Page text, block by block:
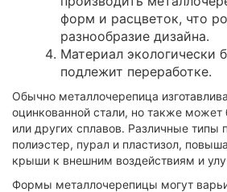
форм и расцветок, что
разнообразие дизайна.
Материал экологически
подлежит переработке.
Обычно металлочерепица
оцинкованной стали, но также
или других сплавов. Различные типы
полиэстер, пурал и пластизол,
крыши к внешним воздействиям и
Формы металлочерепицы могут